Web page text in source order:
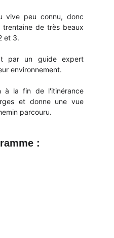
vive peu connu, donc
trentaine de très beaux
et 3.
par un guide expert
environnement.
à la fin de l'itinérance
et donne une vue
parcouru.
: